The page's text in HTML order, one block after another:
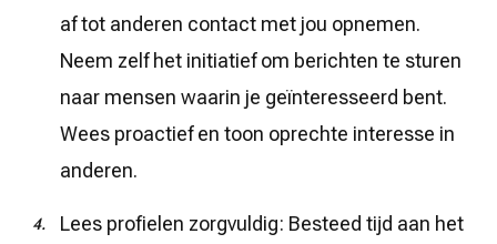
af tot anderen contact met jou opnemen.
Neem zelf het initiatief om berichten te sturen
naar mensen waarin je geïnteresseerd bent.
Wees proactief en toon oprechte interesse in
anderen.
Lees profielen zorgvuldig: Besteed tijd aan het